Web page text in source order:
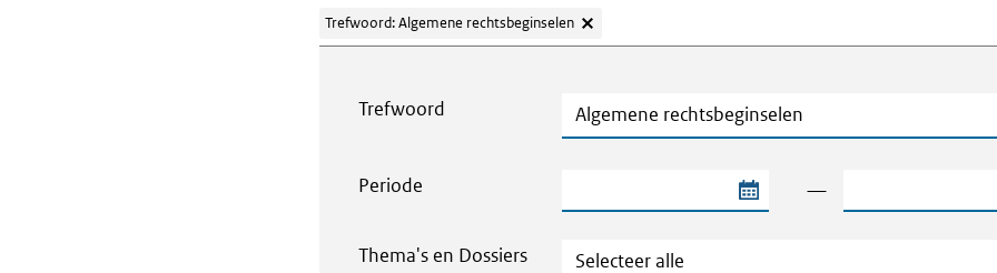
Trefwoord: Algemene rechtsbeginselen
Trefwoord Trefwoord
Periode Begindatum van de periode — Einddatum van de
Thema's en Dossiers Thema's en Dossiers